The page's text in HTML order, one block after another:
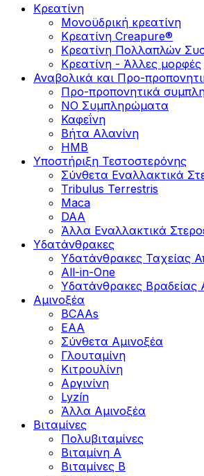
Κρεατίνη
Μονοϋδρική κρεατίνη
Κρεατίνη Creapure®
Κρεατίνη Πολλαπλών
Κρεατίνη - Άλλες μορφές
Αναβολικά και Προ-
Προ-προπονητικά
ΝΟ Συμπληρώματα
Καφεΐνη
Βήτα Αλανίνη
HMB
Υποστήριξη Τεστοστερόνης
Σύνθετα Εναλλακτικά
Tribulus Terrestris
Maca
DAA
Άλλα Εναλλακτικά
Υδατάνθρακες
Υδατάνθρακες Ταχείας
All-in-One
Υδατάνθρακες Βραδείας
Αμινοξέα
BCAAs
EAA
Σύνθετα Αμινοξέα
Γλουταμίνη
Κιτρουλίνη
Αργινίνη
Lyzín
Άλλα Αμινοξέα
Βιταμίνες
Πολυβιταμίνες
Βιταμίνη Α
Βιταμίνες Β